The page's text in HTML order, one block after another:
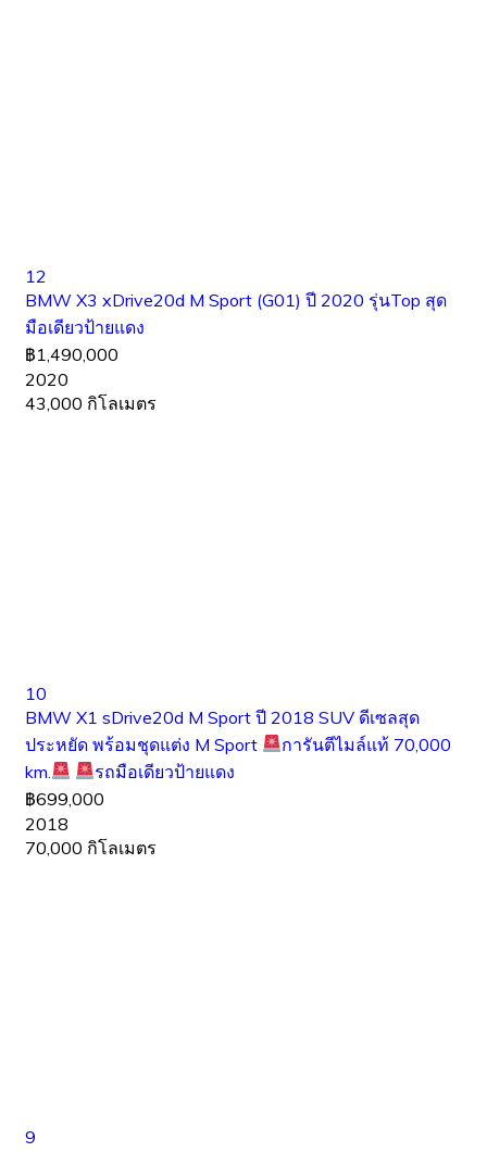
12
BMW X3 xDrive20d M Sport (G01) ปี 2020 รุ่นTop สุด
มือเดียวป้ายแดง
฿1,490,000
2020
43,000 กิโลเมตร
10
BMW X1 sDrive20d M Sport ปี 2018 SUV ดีเซลสุด
ประหยัด พร้อมชุดแต่ง M Sport
การันตีไมล์แท้ 70,000
km.
รถมือเดียวป้ายแดง
฿699,000
2018
70,000 กิโลเมตร
9